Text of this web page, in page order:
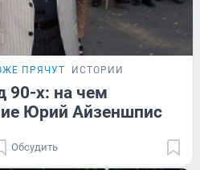
ПРЯЧУТ ИСТОРИИ
90-х: на чем
Юрий Айзеншпис
Обсудить